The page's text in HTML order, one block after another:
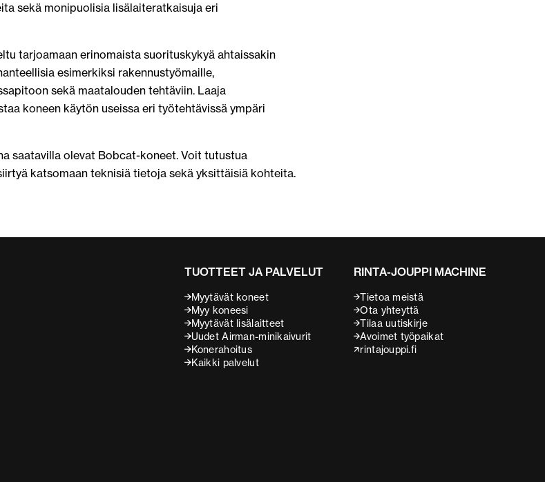
sekä monipuolisia lisälaiteratkaisuja eri
tarjoamaan erinomaista suorituskykyä ahtaissakin
esimerkiksi rakennustyömaille,
sekä maatalouden tehtäviin. Laaja
koneen käytön useissa eri työtehtävissä ympäri
saatavilla olevat Bobcat-koneet. Voit tutustua
katsomaan teknisiä tietoja sekä yksittäisiä kohteita.
TUOTTEET JA PALVELUT
Myytävät koneet
Myy koneesi
Myytävät lisälaitteet
Uudet Airman-minikaivurit
Konerahoitus
Kaikki palvelut
RINTA-JOUPPI MACHINE
Tietoa meistä
Ota yhteyttä
Tilaa uutiskirje
Avoimet työpaikat
rintajouppi.fi